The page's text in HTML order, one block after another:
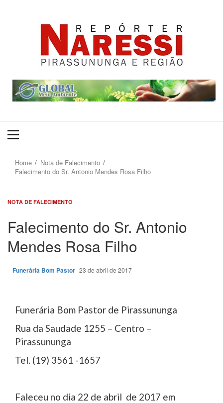
Primary
Home
Nota de Falecimento
Falecimento do Sr. Antonio Mendes Rosa Filho
NOTA DE FALECIMENTO
Falecimento do Sr. Antonio
Mendes Rosa Filho
Funerária Bom Pastor 23 de abril de 2017
Funerária Bom Pastor de Pirassununga
Rua da Saudade 1255 – Centro –
Pirassununga
Tel. (19) 3561 -1657
Faleceu no dia 22 de abril de 2017 em